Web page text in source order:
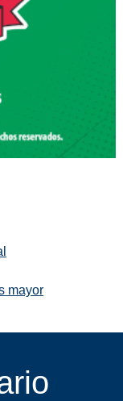
mayor